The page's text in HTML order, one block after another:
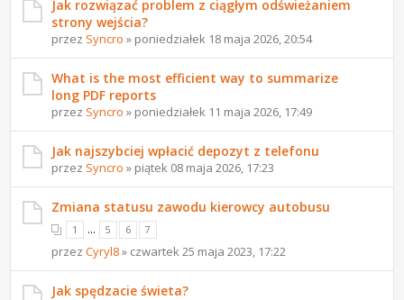
Jak rozwiązać problem z ciągłym odświeżaniem
strony wejścia?
przez Syncro » poniedziałek 18 maja 2026, 20:54
What is the most efficient way to summarize
long PDF reports
przez Syncro » poniedziałek 11 maja 2026, 17:49
Jak najszybciej wpłacić depozyt z telefonu
przez Syncro » piątek 08 maja 2026, 17:23
Zmiana statusu zawodu kierowcy autobusu
1 ... 5 6 7
przezCyryl8» czwartek 25 maja 2023, 17:22
Jak spędzacie świeta?